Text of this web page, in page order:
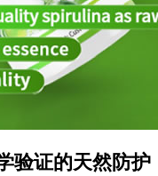
验证的天然防护